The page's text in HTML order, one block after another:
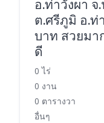
อ.ท่าวังผา
ต.ศรีภูมิ อ.ท่
บาท สวยม
ดี
0 ไร่
0 งาน
0 ตารางวา
อื่นๆ